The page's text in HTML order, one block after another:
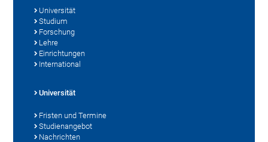
Universität
Studium
Forschung
Lehre
Einrichtungen
International
Universität
Fristen und Termine
Studienangebot
Nachrichten